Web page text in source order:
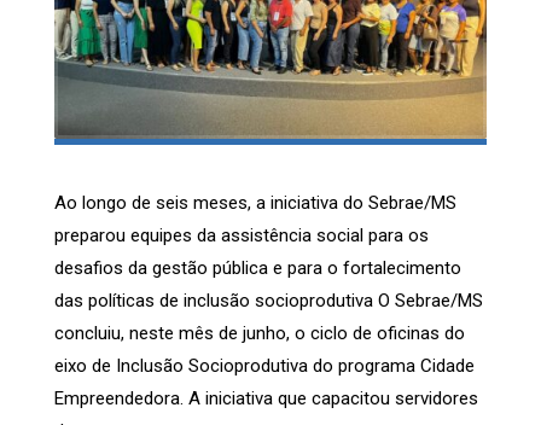
Ao longo de seis meses, a iniciativa do Sebrae/MS
preparou equipes da assistência social para os
desafios da gestão pública e para o fortalecimento
das políticas de inclusão socioprodutiva O Sebrae/MS
concluiu, neste mês de junho, o ciclo de oficinas do
eixo de Inclusão Socioprodutiva do programa Cidade
Empreendedora. A iniciativa que capacitou servidores